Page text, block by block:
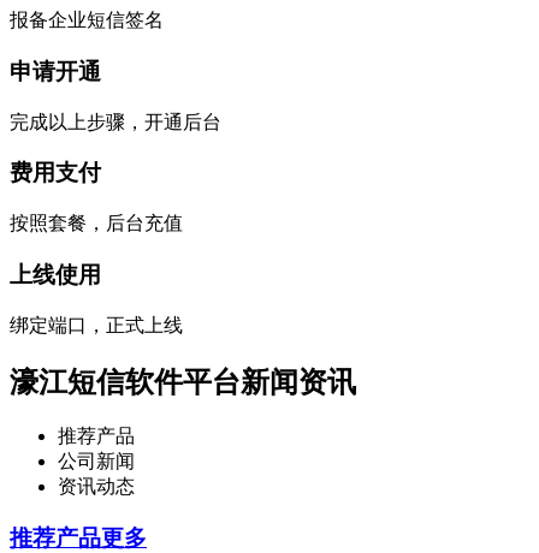
报备企业短信签名
申请开通
完成以上步骤，开通后台
费用支付
按照套餐，后台充值
上线使用
绑定端口，正式上线
濠江短信软件平台新闻资讯
推荐产品
公司新闻
资讯动态
推荐产品更多